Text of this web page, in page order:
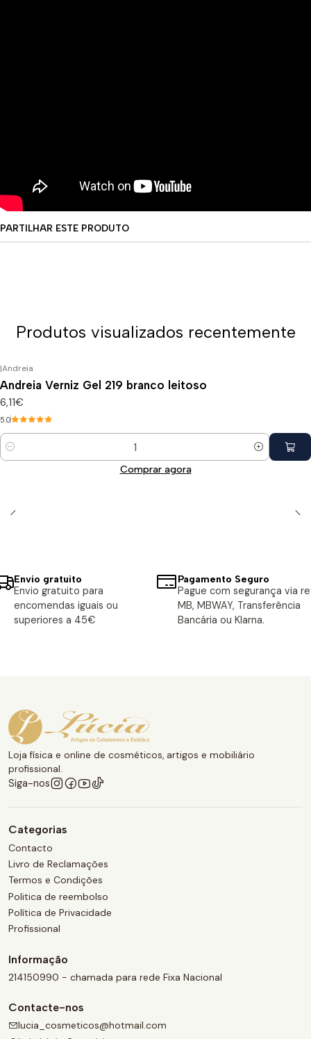
PARTILHAR ESTE PRODUTO
Produtos visualizados recentemente
|Andreia
Andreia Verniz Gel 219 branco leitoso
6,11€
5.0
Quantidade
Comprar agora
Envio gratuito
Envio gratuito para
encomendas iguais ou
superiores a 45€
Pagamento Seguro
Pague com segurança via
MB, MBWAY, Transferência
Bancária ou Klarna.
Loja física e online de cosméticos, artigos e mobiliário
profissional.
Siga-nos
Categorias
Contacto
Livro de Reclamações
Termos e Condições
Politica de reembolso
Política de Privacidade
Profissional
Informação
214150990 - chamada para rede Fixa Nacional
Contacte-nos
lucia_cosmeticos@hotmail.com